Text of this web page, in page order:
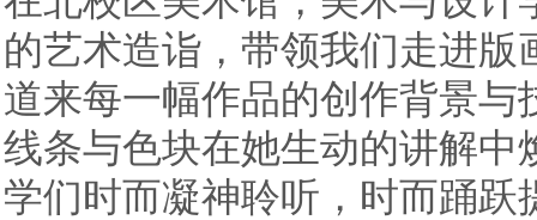
的艺术造诣，带领我们走进
道来每一幅作品的创作背景
线条与色块在她生动的讲解中
学们时而凝神聆听，时而踊